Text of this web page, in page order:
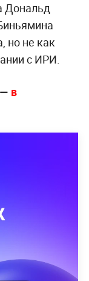
Дональд
но не как
с ИРИ.
в